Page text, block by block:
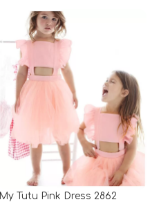
My Tutu Pink Dress 2862